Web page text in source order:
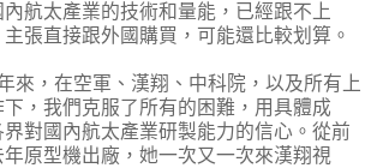
航太產業的技術和量能，已經跟不上
張直接跟外國購買，可能還比較划算。
來，在空軍、漢翔、中科院，以及所有上
，我們克服了所有的困難，用具體成
對國內航太產業研製能力的信心。從前
原型機出廠，她一次又一次來漢翔視